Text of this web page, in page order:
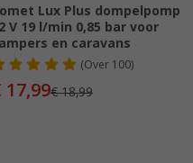
Lux Plus dompelpomp
V 19 l/min 0,85 bar voor
en caravans
(Over100)
17,99€ 18,99